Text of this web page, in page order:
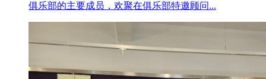
俱乐部的主要成员，欢聚在俱乐部特邀顾问...